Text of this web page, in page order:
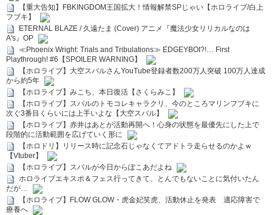
【重大告知】FBKINGDOM王国拡大！情報解禁SPじゃい【ホロライブ/白上
フブキ】
ETERNAL BLAZE / 久遠たま (Cover) アニメ『魔法少女リリカルなのは
A's』OP
≪Phoenix Wright: Trials and Tribulations≫ EDGEYBOI?!… First
Playthrough! #6【SPOILER WARNING】
【ホロライブ】大空スバルさんYouTube登録者数200万人突破 100万人達成
から約5年
【ホロライブ】みこち、本日復活【さくらみこ】
【ホロライブ】スバルのトモコレキャラクリ、今のところマリンフブキに
次ぐ3番目くらいには上手いよな【大空スバル】
【ホロライブ】赤井はあとが活動再開へ！心身の状態を最優先にした上で
段階的に活動範囲を広げていく形に
【ホロドリ】リリース時に記念石じゃなくてアドトラ走らせるのかよｗ
【Vtuber】
【ホロライブ】スバルが今日からぽこあだよね
ホロライブエキスポ＆フェス行ってきて、とんでもないことに気付いたん
だが…
【ホロライブ】FLOW GLOW・虎金妃笑虎、活動休止を発表 適応障害で
療養へ